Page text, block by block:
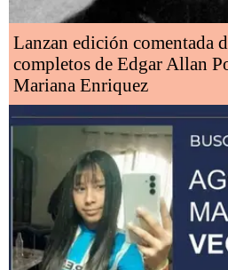
Lanzan edición comentada
completos de Edgar Allan
Mariana Enriquez